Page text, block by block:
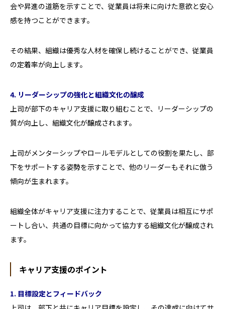
会や昇進の道筋を示すことで、従業員は将来に向けた意欲と安心
感を持つことができます。
その結果、組織は優秀な人材を確保し続けることができ、従業員
の定着率が向上します。
4. リーダーシップの強化と組織文化の醸成
上司が部下のキャリア支援に取り組むことで、リーダーシップの
質が向上し、組織文化が醸成されます。
上司がメンターシップやロールモデルとしての役割を果たし、部
下をサポートする姿勢を示すことで、他のリーダーもそれに倣う
傾向が生まれます。
組織全体がキャリア支援に注力することで、従業員は相互にサポ
ートし合い、共通の目標に向かって協力する組織文化が醸成され
ます。
キャリア支援のポイント
1. 目標設定とフィードバック